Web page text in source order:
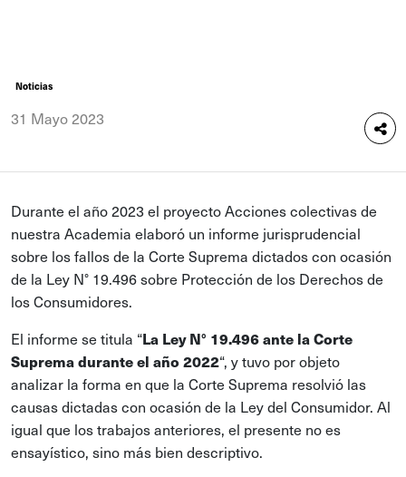
Noticias
31 Mayo 2023
Durante el año 2023 el proyecto Acciones colectivas de
nuestra Academia elaboró un informe jurisprudencial
sobre los fallos de la Corte Suprema dictados con ocasión
de la Ley N° 19.496 sobre Protección de los Derechos de
los Consumidores.
El informe se titula “La Ley N° 19.496 ante la Corte
Suprema durante el año 2022“, y tuvo por objeto
analizar la forma en que la Corte Suprema resolvió las
causas dictadas con ocasión de la Ley del Consumidor. Al
igual que los trabajos anteriores, el presente no es
ensayístico, sino más bien descriptivo.